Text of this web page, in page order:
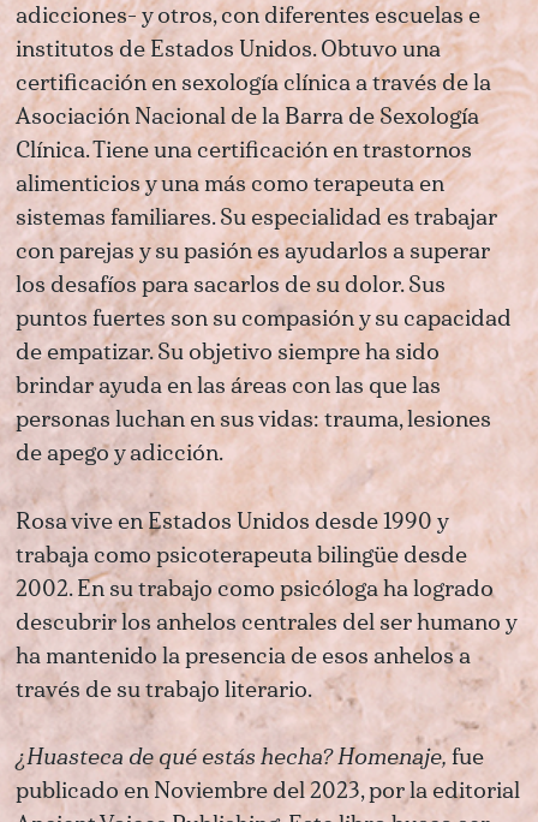
adicciones- y otros, con diferentes escuelas e
institutos de Estados Unidos. Obtuvo una
certificación en sexología clínica a través de la
Asociación Nacional de la Barra de Sexología
Clínica. Tiene una certificación en trastornos
alimenticios y una más como terapeuta en
sistemas familiares. Su especialidad es trabajar
con parejas y su pasión es ayudarlos a superar
los desafíos para sacarlos de su dolor. Sus
puntos fuertes son su compasión y su capacidad
de empatizar. Su objetivo siempre ha sido
brindar ayuda en las áreas con las que las
personas luchan en sus vidas: trauma, lesiones
de apego y adicción.
Rosa vive en Estados Unidos desde 1990 y
trabaja como psicoterapeuta bilingüe desde
2002. En su trabajo como psicóloga ha logrado
descubrir los anhelos centrales del ser humano y
ha mantenido la presencia de esos anhelos a
través de su trabajo literario.
¿Huasteca de qué estás hecha? Homenaje,fue
publicado en Noviembre del 2023, por la editorial